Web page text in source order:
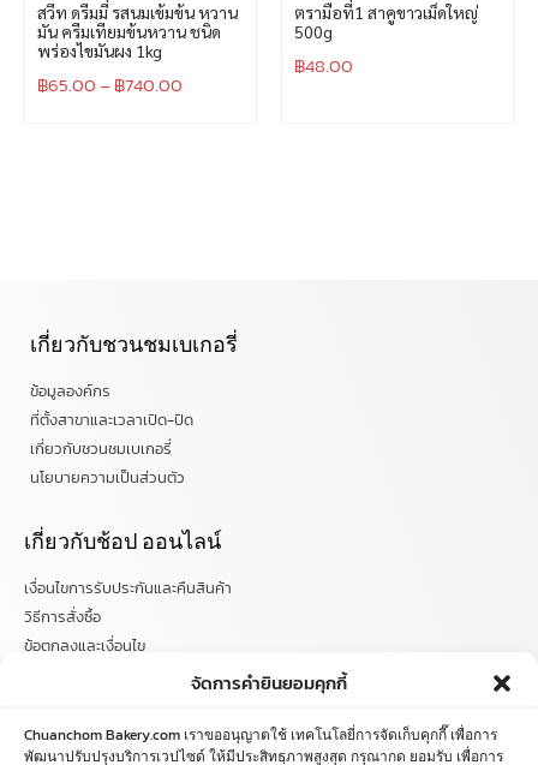
จัดการคำยินยอมคุกกี้
Chuanchom Bakery.com เราขออนุญาตใช้ เทคโนโลยี่การจัดเก็บคุกกี๊ เพื่อการ
พัฒนาปรับปรุงบริการเวปไซด์ ให้มีประสิทธฺภาพสูงสุด กรุณากด ยอมรับ เพื่อการ
สวีท ดรีมมี่ รสนมเข้มข้น หวาน
มัน ครีมเทียมข้นหวาน ชนิด
พร่องไขมันผง 1kg
฿65.00– ฿740.00
ตรามือที่1 สาคูขาวเม็ดใหญ่
500g
฿48.00
เกี่ยวกับชวนชมเบเกอรี่
ข้อมูลองค์กร
ที่ตั้งสาขาและเวลาเปิด-ปิด
เกี่ยวกับชวนชมเบเกอรี่
นโยบายความเป็นส่วนตัว
เกี่ยวกับช้อป ออนไลน์
เงื่อนไขการรับประกันและคืนสินค้า
วิธีการสั่งซื้อ
ข้อตกลงและเงื่อนไข
ติดตามข่าวสารได้ที่